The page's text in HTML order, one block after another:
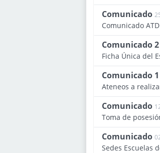
Comunicado
Comunicado
Comunicado 2
Ficha Única del
Comunicado 1
Ateneos a
Comunicado
Toma de
Comunicado
Sedes Escuelas